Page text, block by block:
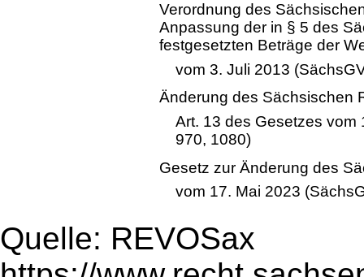
Verordnung des
Anpassung der in § 5 des
festgesetzten Beträge der
vom 3. Juli 2013
Änderung des Sächsischen
Art. 13 des Gesetzes vom
970, 1080)
Gesetz zur Änderung des
vom 17. Mai 2023
Quelle: REVOSax